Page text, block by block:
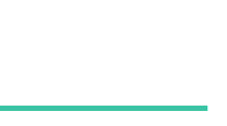
Group have agreed to
Morgan Stanley Private Equity.
majority of the stake being